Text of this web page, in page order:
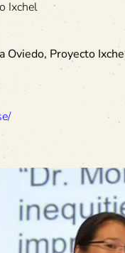
Ixchel
Oviedo, Proyecto